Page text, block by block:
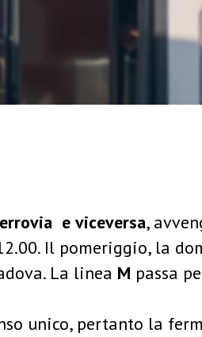
e viceversa,
Il pomeriggio, la
La linea M passa
unico, pertanto la